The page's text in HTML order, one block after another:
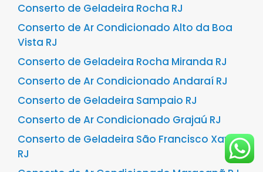
Conserto de Geladeira Rocha RJ
Conserto de Ar Condicionado Alto da Boa
Vista RJ
Conserto de Geladeira Rocha Miranda RJ
Conserto de Ar Condicionado Andaraí RJ
Conserto de Geladeira Sampaio RJ
Conserto de Ar Condicionado Grajaú RJ
Conserto de Geladeira São Francisco Xavier
RJ